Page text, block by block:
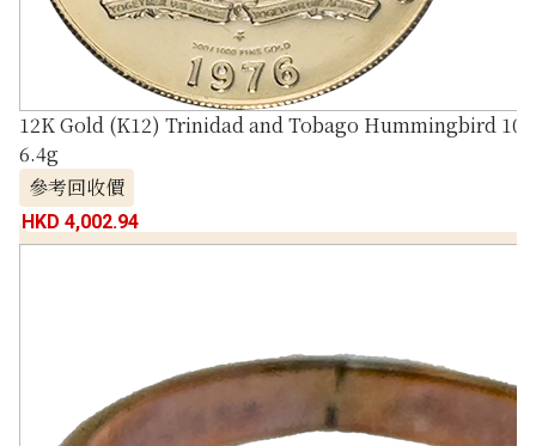
12K Gold (K12) Trinidad and Tobago Hummingbird
6.4g
參考回收價
HKD 4,002.94